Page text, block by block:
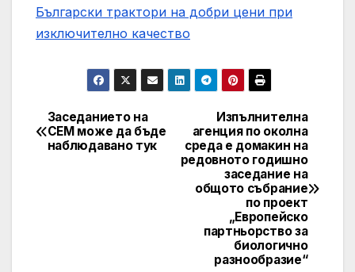
Български трактори на добри цени при
изключително качество
Post
navigation
Изпълнителна
агенция по околна
среда e домакин на
редовното годишно
заседание на
общото събрание
по проект
„Европейско
партньорство за
биологично
разнообразие“
Заседанието на
СЕМ може да бъде
наблюдавано тук